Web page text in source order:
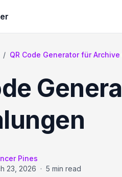
/ QR Code Generator für
Pines
23, 2026 · 5 min read